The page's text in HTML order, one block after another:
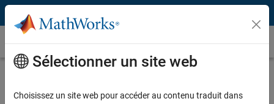
Passer au contenu
Transformée de Fourier rapide (FFT)
rapide (FFT) ?
Sélectionner un site web
Choisissez un site web pour accéder au contenu traduit dans